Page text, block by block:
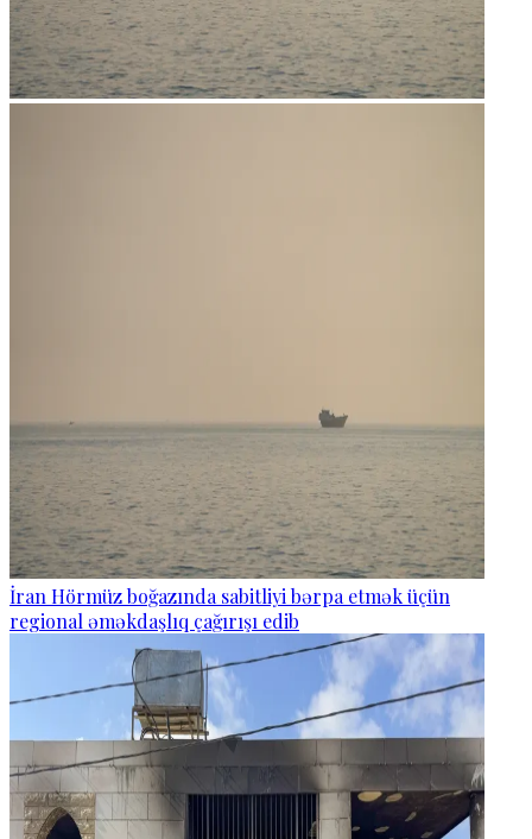
İran Hörmüz boğazında sabitliyi bərpa etmək üçün
regional əməkdaşlıq çağırışı edib